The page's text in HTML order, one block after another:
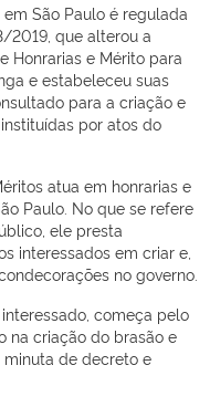
São Paulo é regulada
2019, que alterou a
Honrarias e Mérito para
e estabeleceu suas
para a criação e
por atos do
atua em honrarias e
Paulo. No que se refere
ele presta
interessados em criar e,
no governo.
começa pelo
na criação do brasão e
de decreto e